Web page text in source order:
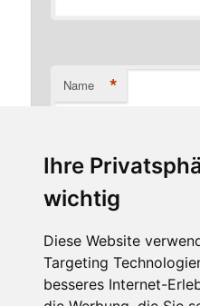
Ihre
wichtig
Diese Website
Targeting
besseres Internet-
Name *
E-Mail-Adresse *
Website